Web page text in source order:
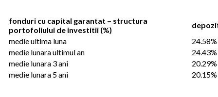
fonduri cu capital garantat – structura
portofoliului de investitii (%)
medie ultima luna
24.58%
medie lunara ultimul an
24.43%
medie lunara 3 ani
20.29%
medie lunara 5 ani
20.15%